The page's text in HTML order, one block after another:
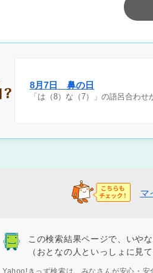
8月7日 鼻の日
「は（8）な（7）」の語呂合わ
マ
この検索結果ページで、いや
（おとなの人といっしょに見て